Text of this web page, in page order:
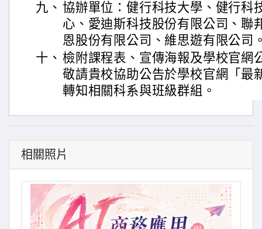
九、 協辦單位：健行科技大學、健行科
心、愛迪斯科技股份有限公司、聯
恩股份有限公司、維思遊有限公司
十、 檢附課程表、宣傳海報及學校官網
敬請貴校協助公告於學校官網「最
轉知相關科系與班級群組。
相關照片